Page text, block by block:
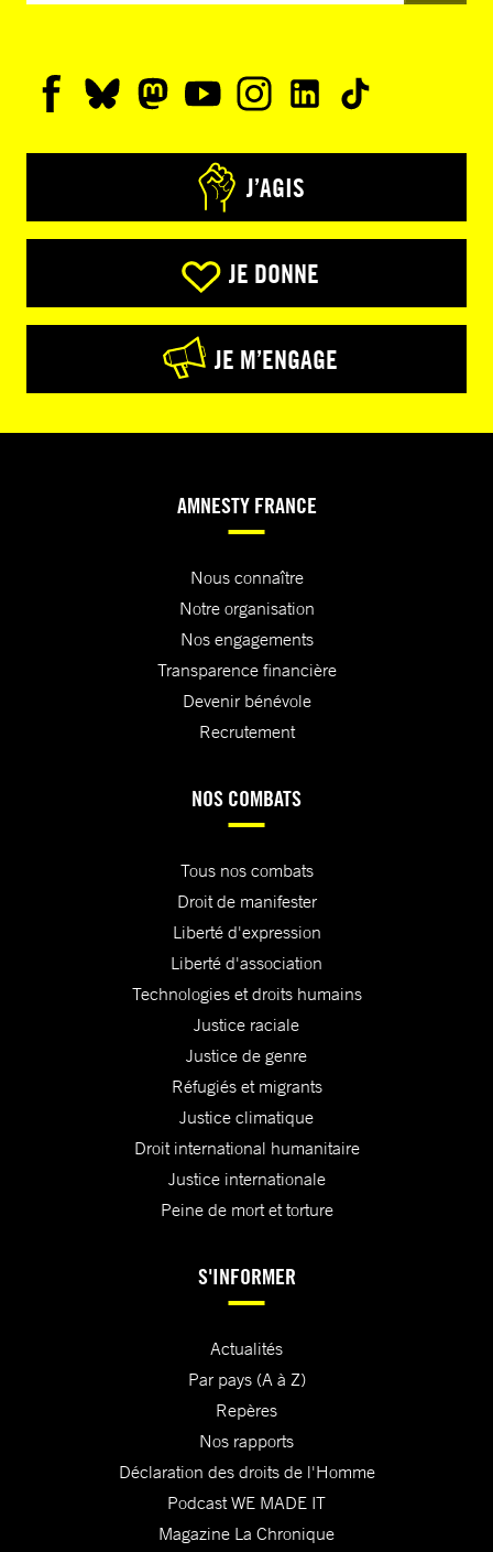
J’AGIS
JE DONNE
JE M’ENGAGE
AMNESTY FRANCE
Nous connaître
Notre organisation
Nos engagements
Transparence financière
Devenir bénévole
Recrutement
NOS COMBATS
Tous nos combats
Droit de manifester
Liberté d'expression
Liberté d'association
Technologies et droits humains
Justice raciale
Justice de genre
Réfugiés et migrants
Justice climatique
Droit international humanitaire
Justice internationale
Peine de mort et torture
S'INFORMER
Actualités
Par pays (A à Z)
Repères
Nos rapports
Déclaration des droits de l'Homme
Podcast WE MADE IT
Magazine La Chronique